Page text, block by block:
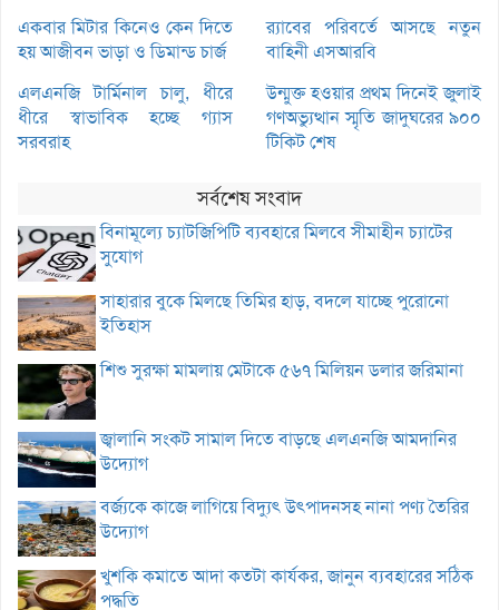
একবার মিটার কিনেও কেন দিতে
হয় আজীবন ভাড়া ও ডিমান্ড চার্জ
র‌্যাবের পরিবর্তে আসছে নতুন
বাহিনী এসআরবি
এলএনজি টার্মিনাল চালু, ধীরে
ধীরে স্বাভাবিক হচ্ছে গ্যাস
সরবরাহ
উন্মুক্ত হওয়ার প্রথম দিনেই জুলাই
গণঅভ্যুত্থান স্মৃতি জাদুঘরের ৯০০
টিকিট শেষ
সর্বশেষ সংবাদ
বিনামূল্যে চ্যাটজিপিটি ব্যবহারে মিলবে সীমাহীন চ্যাটের
সুযোগ
সাহারার বুকে মিলছে তিমির হাড়, বদলে যাচ্ছে পুরোনো
ইতিহাস
শিশু সুরক্ষা মামলায় মেটাকে ৫৬৭ মিলিয়ন ডলার জরিমানা
জ্বালানি সংকট সামাল দিতে বাড়ছে এলএনজি আমদানির
উদ্যোগ
বর্জ্যকে কাজে লাগিয়ে বিদ্যুৎ উৎপাদনসহ নানা পণ্য তৈরির
উদ্যোগ
খুশকি কমাতে আদা কতটা কার্যকর, জানুন ব্যবহারের সঠিক
পদ্ধতি